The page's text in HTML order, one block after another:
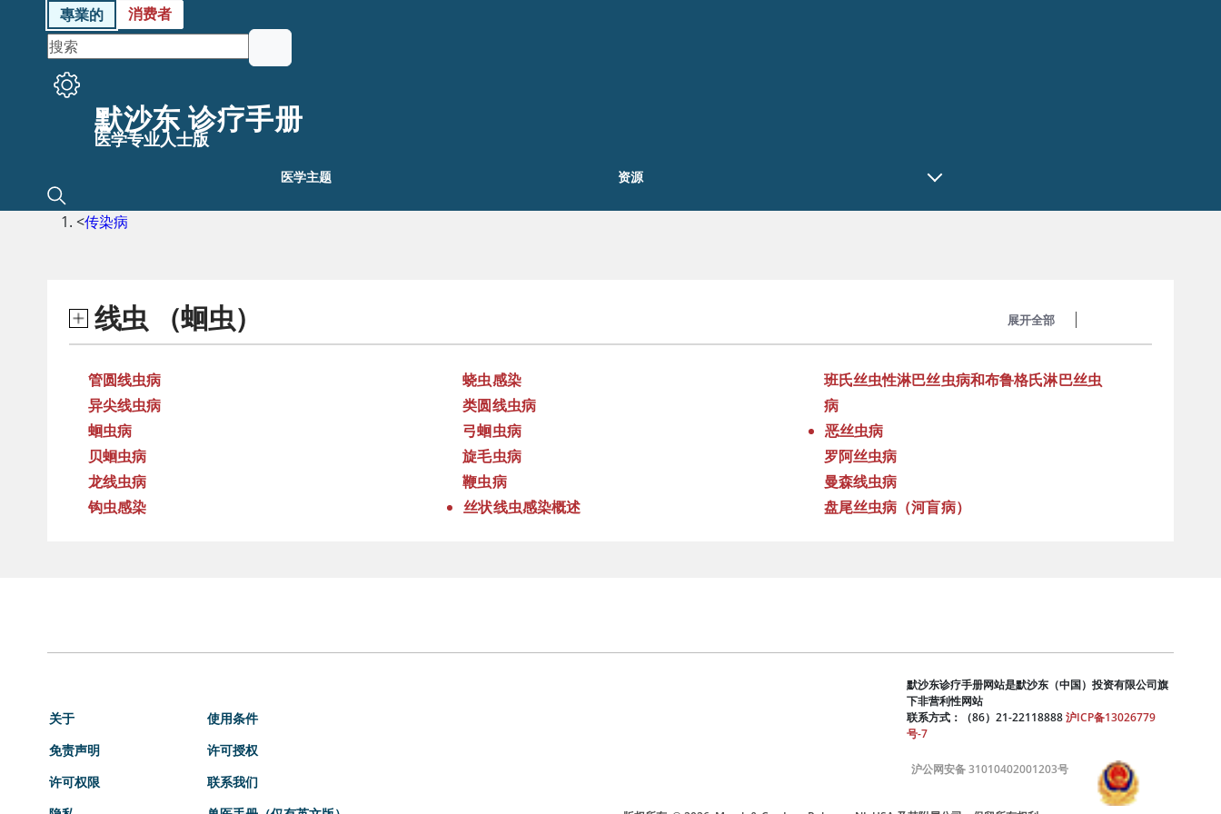
專業的 消费者
默沙东 诊疗手册
医学专业人士版
医学主题 资源
<传染病
线虫 （蛔虫） 展开全部
管圆线虫病
异尖线虫病
蛔虫病
贝蛔虫病
龙线虫病
钩虫感染
蛲虫感染
类圆线虫病
弓蛔虫病
旋毛虫病
鞭虫病
丝状线虫感染概述
班氏丝虫性淋巴丝虫病和布鲁格氏淋巴丝虫
病
恶丝虫病
罗阿丝虫病
曼森线虫病
盘尾丝虫病（河盲病）
关于
免责声明
许可权限
使用条件
许可授权
联系我们
默沙东诊疗手册网站是默沙东（中国）投资有限公司旗
下非营利性网站
联系方式：（86）21-22118888沪ICP备13026779
号-7
沪公网安备 31010402001203号